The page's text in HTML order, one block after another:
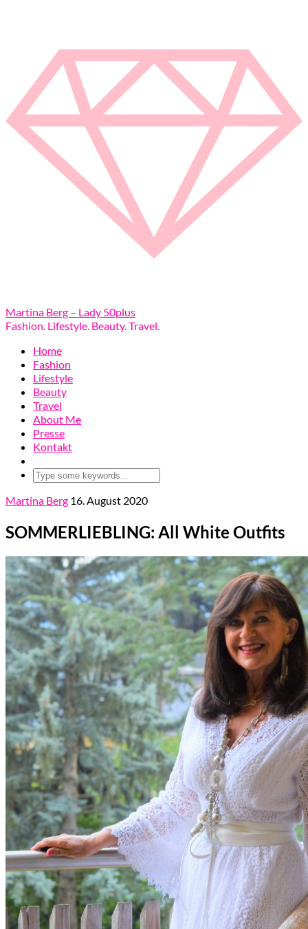
Martina Berg – Lady 50plus
Fashion. Lifestyle. Beauty. Travel.
Home
Fashion
Lifestyle
Beauty
Travel
About Me
Presse
Kontakt
Martina Berg 16. August 2020
SOMMERLIEBLING: All White Outfits